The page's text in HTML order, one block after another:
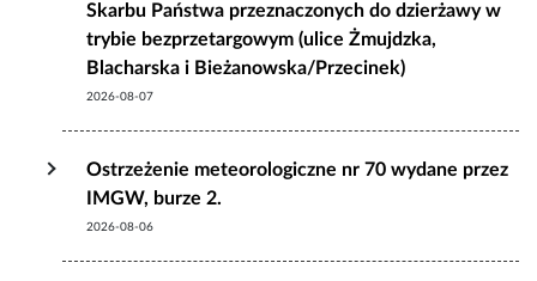
Skarbu Państwa przeznaczonych do dzierżawy w
trybie bezprzetargowym (ulice Żmujdzka,
Blacharska i Bieżanowska/Przecinek)
2026-08-07
Ostrzeżenie meteorologiczne nr 70 wydane przez
IMGW, burze 2.
2026-08-06